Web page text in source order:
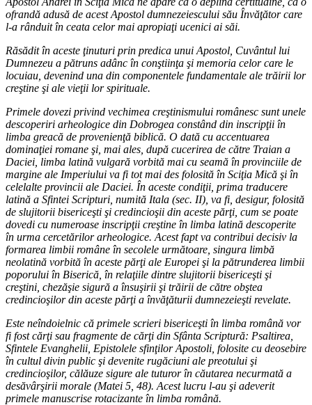
ofrandă adusă de acest Apostol dumnezeiescului său Învăţător care
l-a rânduit în ceata celor mai apropiaţi ucenici ai săi.
Răsădit în aceste ţinuturi prin predica unui Apostol, Cuvântul lui
Dumnezeu a pătruns adânc în conştiinţa şi memoria celor care le
locuiau, devenind una din componentele fundamentale ale trăirii lor
creştine şi ale vieţii lor spirituale.
Primele dovezi privind vechimea creştinismului românesc sunt unele
descoperiri arheologice din Dobrogea constând din inscripţii în
limba greacă de provenienţă biblică. O dată cu accentuarea
dominaţiei romane şi, mai ales, după cucerirea de către Traian a
Daciei, limba latină vulgară vorbită mai cu seamă în provinciile de
margine ale Imperiului va fi tot mai des folosită în Sciţia Mică şi în
celelalte provincii ale Daciei. În aceste condiţii, prima traducere
latină a Sfintei Scripturi, numită Itala (sec. II), va fi, desigur, folosită
de slujitorii bisericeşti şi credincioşii din aceste părţi, cum se poate
dovedi cu numeroase inscripţii creştine în limba latină descoperite
în urma cercetărilor arheologice. Acest fapt va contribui decisiv la
formarea limbii române în secolele următoare, singura limbă
neolatină vorbită în aceste părţi ale Europei şi la pătrunderea limbii
poporului în Biserică, în relaţiile dintre slujitorii bisericeşti şi
creştini, chezăşie sigură a însuşirii şi trăirii de către obştea
credincioşilor din aceste părţi a învăţăturii dumnezeieşti revelate.
Este neîndoielnic că primele scrieri bisericeşti în limba română vor
fi fost cărţi sau fragmente de cărţi din Sfânta Scriptură: Psaltirea,
Sfintele Evanghelii, Epistolele sfinţilor Apostoli, folosite cu deosebire
în cultul divin public şi devenite rugăciuni ale preotului şi
credincioşilor, călăuze sigure ale tuturor în căutarea necurmată a
desăvârşirii morale (Matei 5, 48). Acest lucru l-au şi adeverit
primele manuscrise rotacizante în limba română.